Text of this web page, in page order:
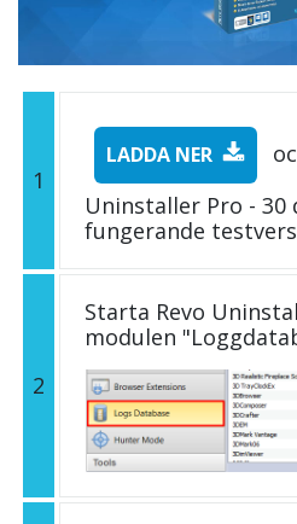
1
LADDA NER
Uninstaller Pro -
fungerande
2
Starta Revo
modulen